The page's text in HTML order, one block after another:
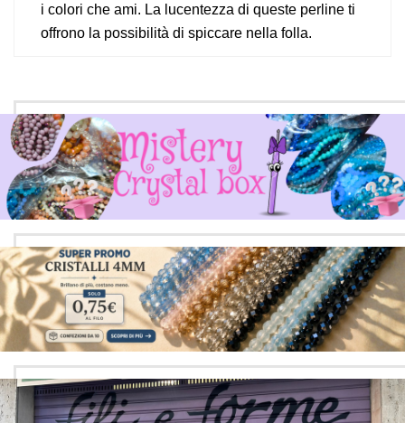
i colori che ami. La lucentezza di queste perline ti
offrono la possibilità di spiccare nella folla.